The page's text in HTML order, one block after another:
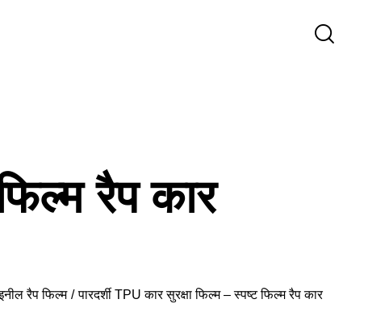
रैप कार
रैप फिल्म पारदर्शी TPU कार सुरक्षा फिल्म – स्पष्ट फिल्म रैप कार